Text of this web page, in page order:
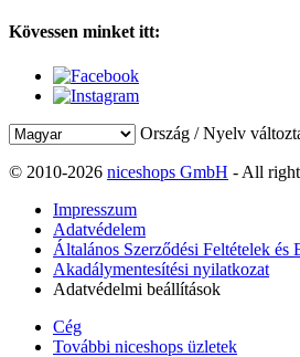
Kövessen minket itt:
Ország / Nyelv
© 2010-2026 niceshops GmbH - All
Impresszum
Adatvédelem
Általános Szerződési Feltételek és
Akadálymentesítési nyilatkozat
Adatvédelmi beállítások
Cég
További niceshops üzletek